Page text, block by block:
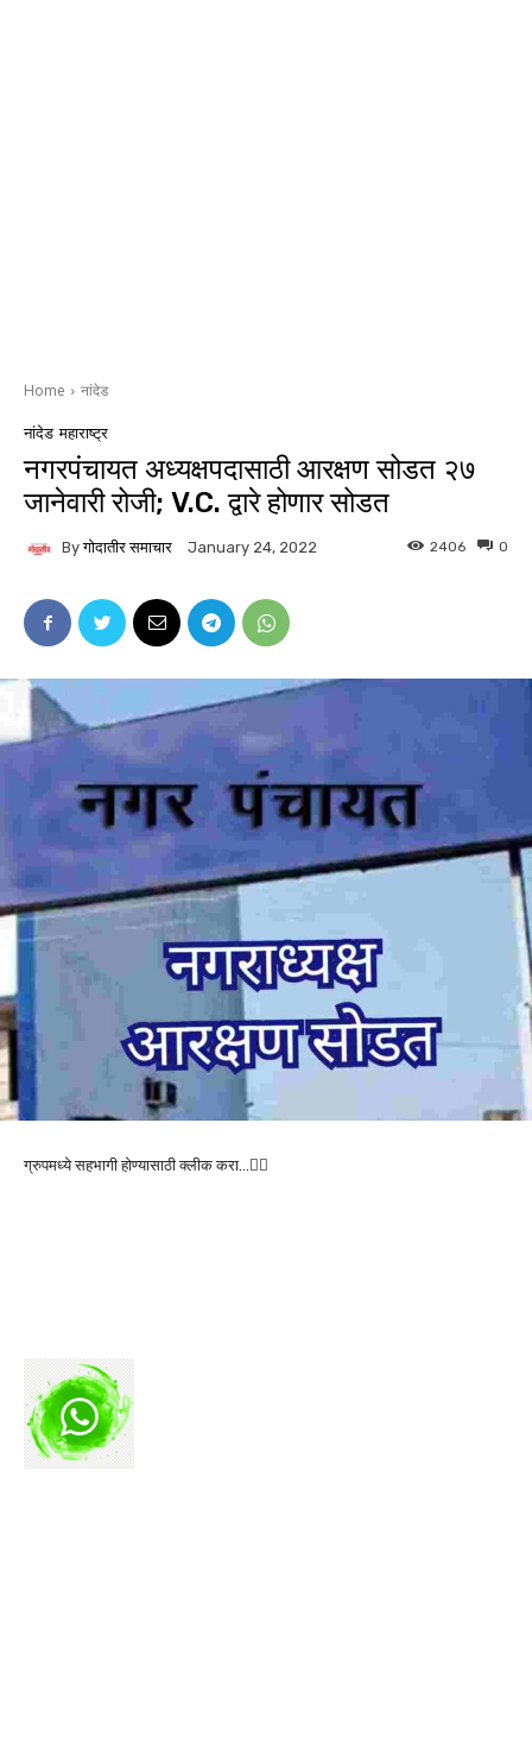
Home नांदेड
नांदेड महाराष्ट्र
नगरपंचायत अध्यक्षपदासाठी आरक्षण सोडत २७
जानेवारी रोजी; V.C. द्वारे होणार सोडत
By गोदातीर समाचार January 24, 2022 0
2406
ग्रुपमध्ये सहभागी होण्यासाठी क्लीक करा…👆🏻